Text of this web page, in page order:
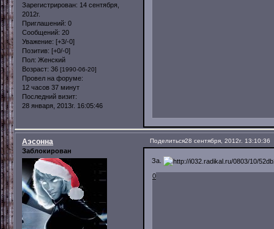
Зарегистрирован: 14 сентября,
2012г.
Приглашений: 0
Сообщений: 20
Уважение: [+3/-0]
Позитив: [+0/-0]
Пол: Женский
Возраст: 36 [1990-06-20]
Провел на форуме:
12 часов 37 минут
Последний визит:
28 января, 2013г. 16:05:46
Поделиться28 сентября, 2012г. 13:10:36
Аэсонна
Заблокирован
За.
0